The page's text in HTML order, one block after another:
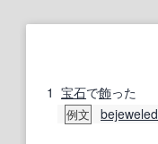
1 宝石で飾った
例文 bejeweled